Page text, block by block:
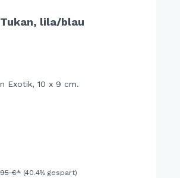
lila/blau
Exotik, 10 x 9 cm.
€* (40.4% gespart)